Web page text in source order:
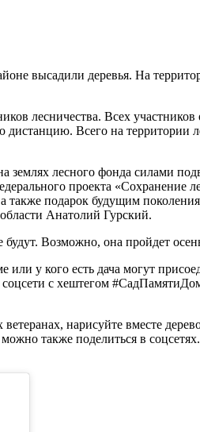
высадили деревья. На
лесничества. Всех участников
Всего на территории
землях лесного фонда силами
проекта «Сохранение
также подарок будущим
Анатолий Гурский.
будут. Возможно, она пройдет
у кого есть дача могут
с хештегом
нарисуйте вместе
также поделиться в